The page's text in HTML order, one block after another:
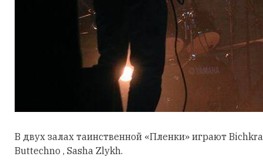
В двух залах таинственной «Пленки» играют
Buttechno , Sasha Zlykh.